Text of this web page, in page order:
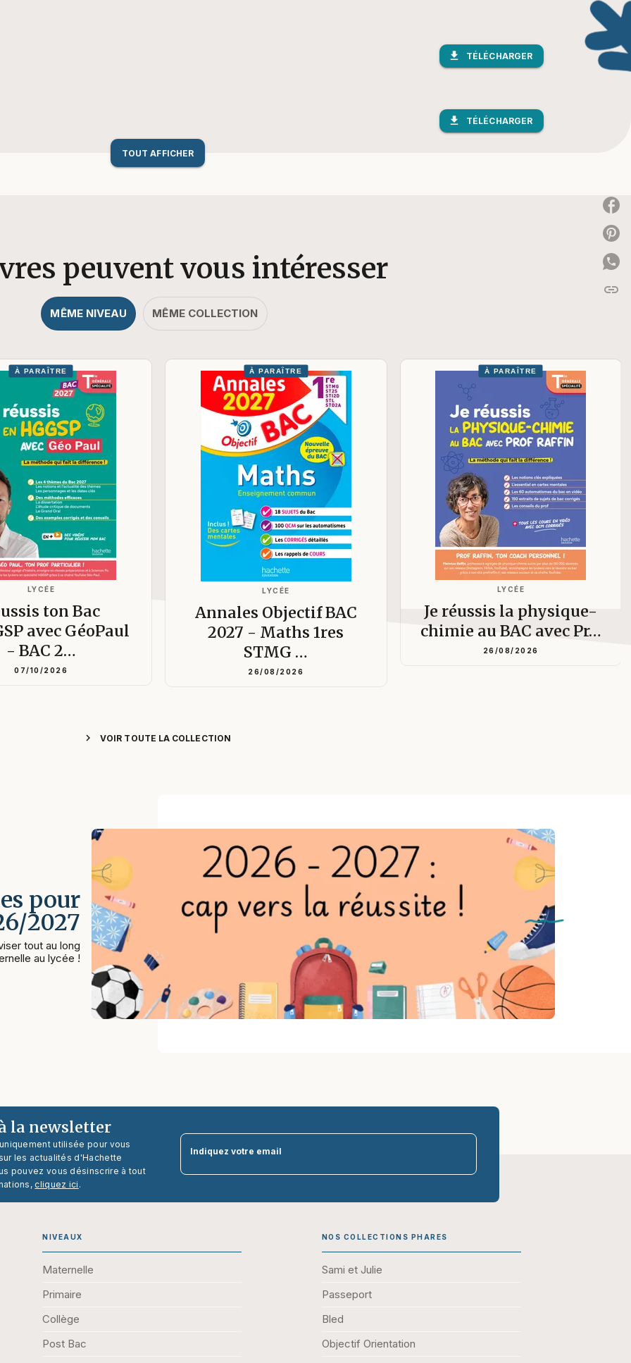
download TÉLÉCHARGER
download TÉLÉCHARGER
TOUT AFFICHER
peuvent vous intéresser
MÊME NIVEAU MÊME COLLECTION
À PARAÎTRE
LYCÉE
ton Bac
avec GéoPaul
- BAC 2…
07/10/2026
À PARAÎTRE
LYCÉE
Annales Objectif BAC
2027 - Maths 1res
STMG …
26/08/2026
À PARAÎTRE
LYCÉE
Je réussis la physique-
chimie au BAC avec Pr…
26/08/2026
chevron_right VOIR TOUTE LA COLLECTION
pour
2027
tout au long
au lycée !
link
la newsletter
utilisée pour vous
les actualités d'Hachette
pouvez vous désinscrire à tout
cliquez ici .
Indiquez votre email
NIVEAUX
Maternelle
Primaire
Collège
Post Bac
NOS COLLECTIONS PHARES
Sami et Julie
Passeport
Bled
Objectif Orientation